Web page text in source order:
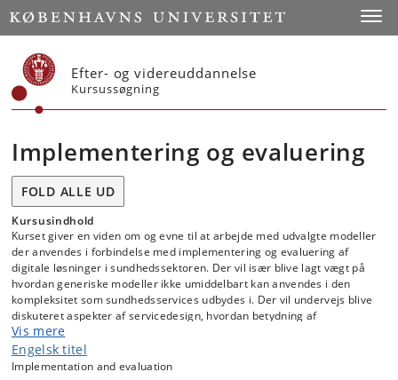
Start
Efter- og videreuddannelse
Kursussøgning
Implementering og evaluering
FOLD ALLE UD
Kursusindhold
Kurset giver en viden om og evne til at arbejde med udvalgte modeller
der anvendes i forbindelse med implementering og evaluering af
digitale løsninger i sundhedssektoren. Der vil især blive lagt vægt på
hvordan generiske modeller ikke umiddelbart kan anvendes i den
kompleksitet som sundhedsservices udbydes i. Der vil undervejs blive
diskuteret aspekter af servicedesign, hvordan betydning af
arbejdsgange og patientovergange henover sektorerne har betydning
for etablering og evaluering af både projekter og indlejring af ny
praksis.
Vis mere
Engelsk titel
Implementation and evaluation